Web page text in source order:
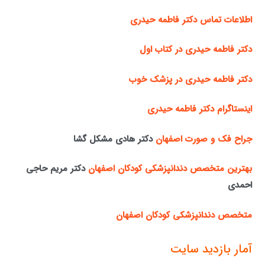
اطلاعات تماس دکتر فاطمه حیدری
دکتر فاطمه حیدری در کتاب اول
دکتر فاطمه حیدری در پزشک خوب
اینستاگرام دکتر فاطمه حیدری
جراح فک و صورت اصفهان دکتر هادی مشکل گشا
بهترین متخصص دندانپزشکی کودکان اصفهان دکتر مریم حاجی
احمدی
متخصص دندانپزشکی کودکان اصفهان
آمار بازدید سایت